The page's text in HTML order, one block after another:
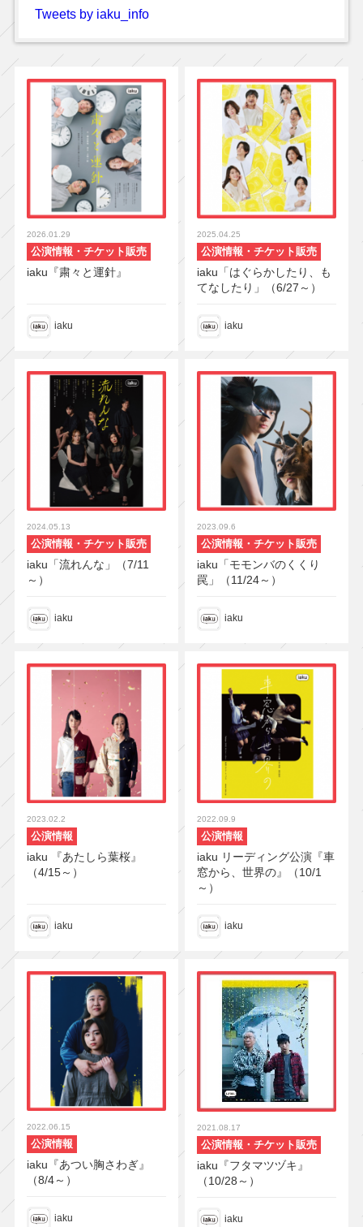
Tweets by iaku_info
2026.01.29
公演情報・チケット販売
iaku『粛々と運針』
iaku
2025.04.25
公演情報・チケット販売
iaku「はぐらかしたり、も
てなしたり」（6/27～）
iaku
2024.05.13
公演情報・チケット販売
iaku「流れんな」（7/11
～）
iaku
2023.09.6
公演情報・チケット販売
iaku「モモンバのくくり
罠」（11/24～）
iaku
2023.02.2
公演情報
iaku 『あたしら葉桜』
（4/15～）
iaku
2022.09.9
公演情報
iaku リーディング公演『車
窓から、世界の』（10/1
～）
iaku
2022.06.15
公演情報
iaku『あつい胸さわぎ』
（8/4～）
iaku
2021.08.17
公演情報・チケット販売
iaku『フタマツヅキ』
（10/28～）
iaku